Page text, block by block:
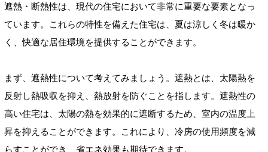
遮熱・断熱性は、現代の住宅において非常に重要な要素となっ
ています。これらの特性を備えた住宅は、夏は涼しく冬は暖か
く、快適な居住環境を提供することができます。
まず、遮熱性について考えてみましょう。遮熱とは、太陽熱を
反射し熱吸収を抑え、熱放射を防ぐことを指します。遮熱性の
高い住宅は、太陽の熱を効果的に遮断するため、室内の温度上
昇を抑えることができます。これにより、冷房の使用頻度を減
らすことができ、省エネ効果も期待できます。